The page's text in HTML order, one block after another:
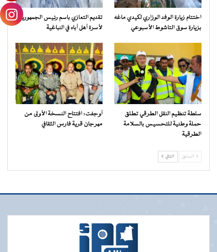
اختتام زيارة الوفد الوزاري لكيدي ماغه
بزيارة سوق التاشوط الأسبوعي
تقديم التعازي باسم رئيس الجمهورية
لأسرة أهل أباه في النباغية
سلطة تنظيم النقل الطرقي تطلق
حملة وطنية للتحسيس بالسلامة
الطرقية
أوجفت: افتتاح النسخة الأولى من
مهرجان قرية فارس الثقافي
السابق التالي